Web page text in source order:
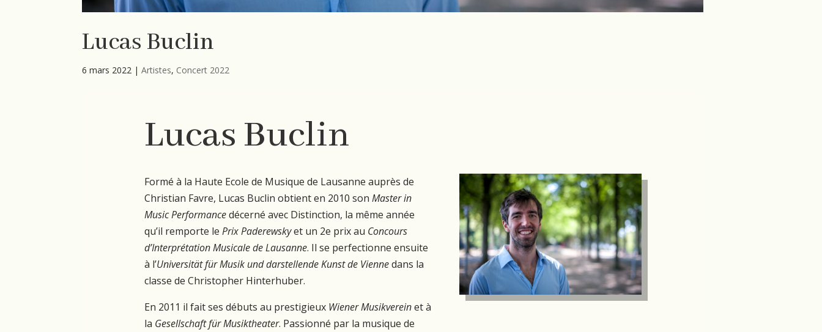
Lucas Buclin
6 mars 2022 |Artistes, Concert 2022
Lucas Buclin
Formé à la Haute Ecole de Musique de Lausanne auprès de
Christian Favre, Lucas Buclin obtient en 2010 sonMaster in
Music Performancedécerné avec Distinction, la même année
qu’il remporte lePrix Paderewskyet un 2e prix au Concours
d’Interprétation Musicale de Lausanne. Il se perfectionne ensuite
à l’Universität für Musik und darstellende Kunst de Viennedans la
classe de Christopher Hinterhuber.
En 2011 il fait ses débuts au prestigieux Wiener Musikvereinet à
la Gesellschaft für Musiktheater. Passionné par la musique de